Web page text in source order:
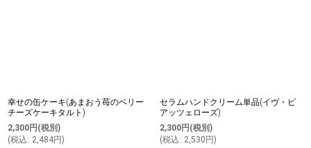
幸せの缶ケーキ(あまおう苺のベリー
チーズケーキタルト)
2,300円 (税別)
(税込 : 2,484円)
セラムハンドクリーム単品(イヴ・ピ
アッツェローズ)
2,300円 (税別)
(税込 : 2,530 円)